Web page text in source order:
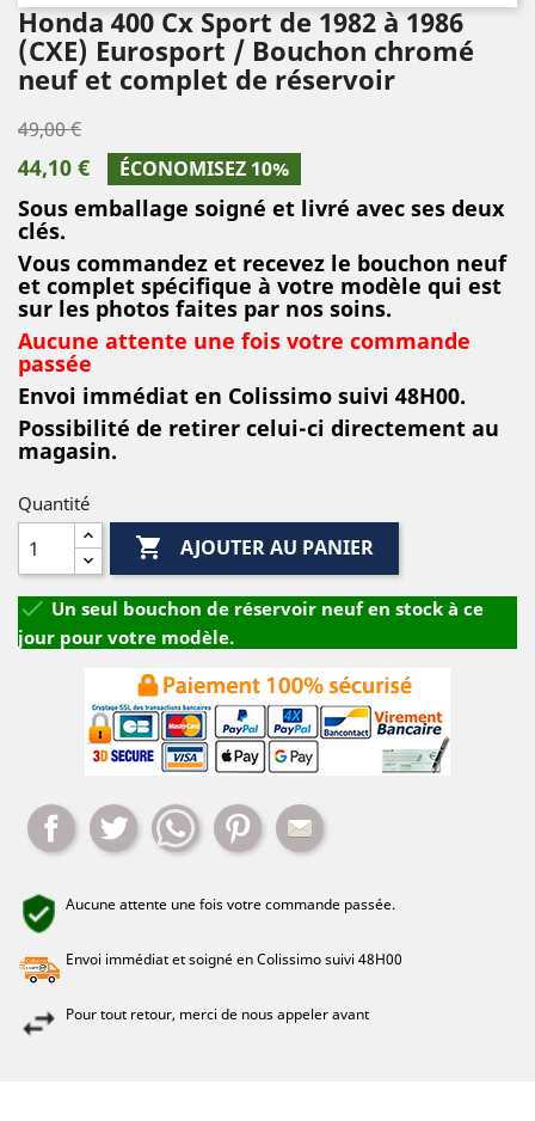
Honda 400 Cx Sport de 1982 à 1986
(CXE) Eurosport / Bouchon chromé
neuf et complet de réservoir
49,00 €
44,10 € ÉCONOMISEZ 10%
Sous emballage soigné et livré avec ses deux
clés.
Vous commandez et recevez le bouchon neuf
et complet spécifique à votre modèle qui est
sur les photos faites par nos soins.
Aucune attente une fois votre commande
passée
Envoi immédiat en Colissimo suivi 48H00.
Possibilité de retirer celui-ci directement au
magasin.
Quantité
 AJOUTER AU PANIER
 Un seul bouchon de réservoir neuf en stock à ce
jour pour votre modèle.
Partager Tweet WhatsappPinterest
Aucune attente une fois votre commande passée.
Envoi immédiat et soigné en Colissimo suivi 48H00
Pour tout retour, merci de nous appeler avant